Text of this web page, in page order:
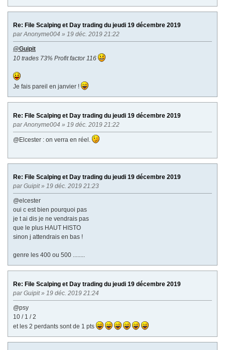
Re: File Scalping et Day trading du jeudi 19 décembre 2019
parAnonyme004 » 19 déc. 2019 21:22
@Guipit
10 trades 73% Profit factor 116
Je fais pareil en janvier !
Re: File Scalping et Day trading du jeudi 19 décembre 2019
parAnonyme004 » 19 déc. 2019 21:22
@Elcester : on verra en réel.
Re: File Scalping et Day trading du jeudi 19 décembre 2019
parGuipit» 19 déc. 2019 21:23
@elcester
oui c est bien pourquoi pas
je t ai dis je ne vendrais pas
que le plus HAUT HISTO
sinon j attendrais en bas !
genre les 400 ou 500 ........
Re: File Scalping et Day trading du jeudi 19 décembre 2019
parGuipit» 19 déc. 2019 21:24
@psy
10 / 1 / 2
et les 2 perdants sont de 1 pts